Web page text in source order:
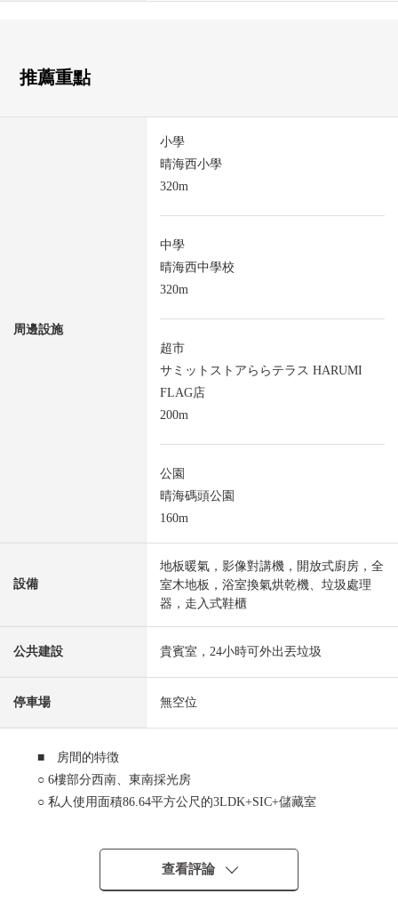
推薦重點
周邊設施
小學
晴海西小學
320m
中學
晴海西中學校
320m
超市
サミットストアららテラス HARUMI
FLAG店
200m
公園
晴海碼頭公園
160m
設備
地板暖氣，影像對講機，開放式廚房，全
室木地板，浴室換氣烘乾機、垃圾處理
器，走入式鞋櫃
公共建設 貴賓室，24小時可外出丟垃圾
停車場 無空位
■ 房間的特徴
○ 6樓部分西南、東南採光房
○ 私人使用面積86.64平方公尺的3LDK+SIC+儲藏室
○ 約17.3張塌塌米LDK(2面客餐廳的采光)
0 約3.7張塌塌米組合廚房
(凈水器、垃圾處理器、食器洗付乾燥機有)
查看評論